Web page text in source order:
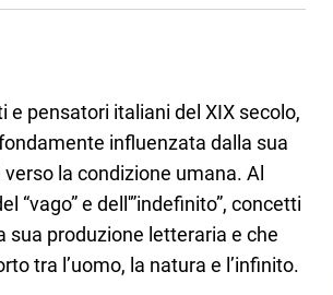
la cucina e la mia Honda CBF500. Non ho
e pensatori italiani del XIX secolo,
influenzata dalla sua
la condizione umana. Al
“vago” e dell'”indefinito”, concetti
produzione letteraria e che
tra l’uomo, la natura e l’infinito.